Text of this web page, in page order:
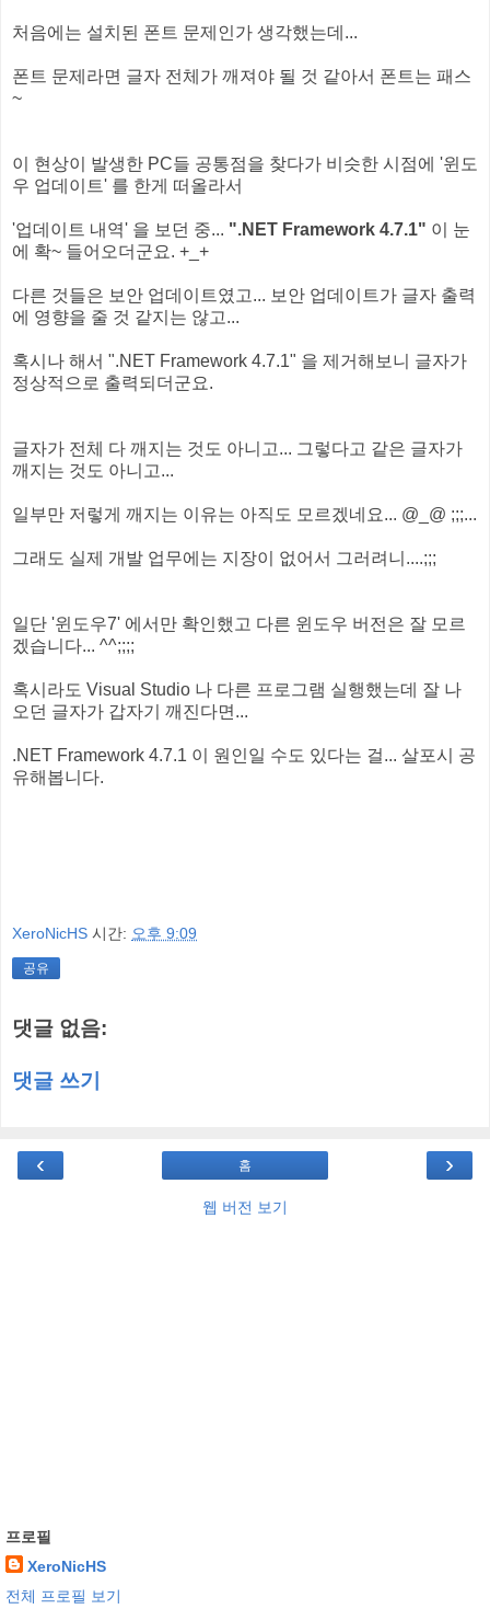
처음에는 설치된 폰트 문제인가 생각했는데...
폰트 문제라면 글자 전체가 깨져야 될 것 같아서 폰트는 패스
~
이 현상이 발생한 PC들 공통점을 찾다가 비슷한 시점에 '윈도
우 업데이트' 를 한게 떠올라서
'업데이트 내역' 을 보던 중... ".NET Framework 4.7.1" 이 눈
에 확~ 들어오더군요. +_+
다른 것들은 보안 업데이트였고... 보안 업데이트가 글자 출력
에 영향을 줄 것 같지는 않고...
혹시나 해서 ".NET Framework 4.7.1" 을 제거해보니 글자가
정상적으로 출력되더군요.
글자가 전체 다 깨지는 것도 아니고... 그렇다고 같은 글자가
깨지는 것도 아니고...
일부만 저렇게 깨지는 이유는 아직도 모르겠네요... @_@ ;;;...
그래도 실제 개발 업무에는 지장이 없어서 그러려니....;;;
일단 '윈도우7' 에서만 확인했고 다른 윈도우 버전은 잘 모르
겠습니다... ^^;;;;
혹시라도 Visual Studio 나 다른 프로그램 실행했는데 잘 나
오던 글자가 갑자기 깨진다면...
.NET Framework 4.7.1 이 원인일 수도 있다는 걸... 살포시 공
유해봅니다.
XeroNicHS 시간: 오후 9:09
공유
댓글 없음:
댓글 쓰기
‹ ›
홈
웹 버전 보기
프로필
XeroNicHS
전체 프로필 보기